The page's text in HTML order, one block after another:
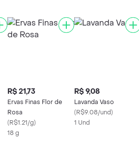
R$ 21,73
Ervas Finas Flor de
Rosa
(R$1.21/g)
18 g
R$ 9,08
Lavanda Vaso
(R$9.08/und)
1 Und